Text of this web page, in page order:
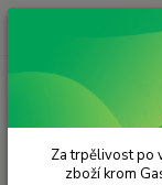
Za trpělivost po
zboží krom